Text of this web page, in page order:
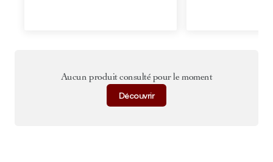
Aucun produit consulté pour le moment
Découvrir